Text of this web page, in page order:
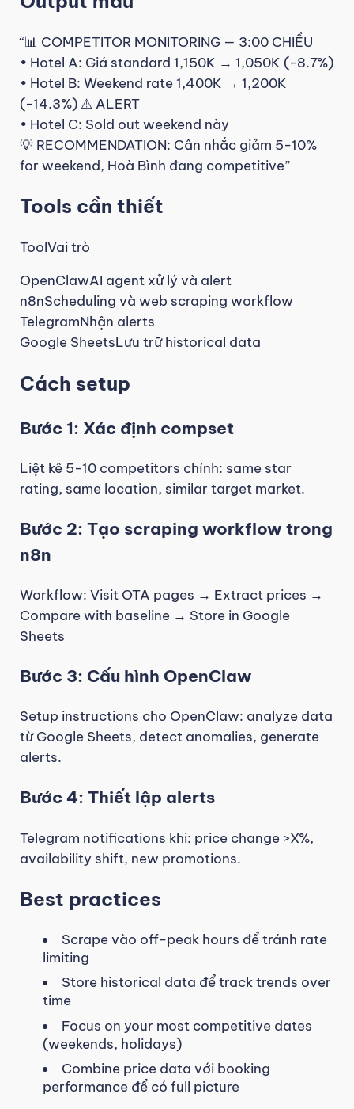
“📊 COMPETITOR MONITORING — 3:00 CHIỀU
• Hotel A: Giá standard 1,150K → 1,050K (-8.7%)
• Hotel B: Weekend rate 1,400K → 1,200K
(-14.3%) ⚠️ ALERT
• Hotel C: Sold out weekend này
💡 RECOMMENDATION: Cân nhắc giảm 5-10%
for weekend, Hoà Bình đang competitive”
Tools cần thiết
ToolVai trò
OpenClawAI agent xử lý và alert
n8nScheduling và web scraping workflow
TelegramNhận alerts
Google SheetsLưu trữ historical data
Cách setup
Bước 1: Xác định compset
Liệt kê 5-10 competitors chính: same star
rating, same location, similar target market.
Bước 2: Tạo scraping workflow trong
n8n
Workflow: Visit OTA pages → Extract prices →
Compare with baseline → Store in Google
Sheets
Bước 3: Cấu hình OpenClaw
Setup instructions cho OpenClaw: analyze data
từ Google Sheets, detect anomalies, generate
alerts.
Bước 4: Thiết lập alerts
Telegram notifications khi: price change >X%,
availability shift, new promotions.
Best practices
Scrape vào off-peak hours để tránh rate
limiting
Store historical data để track trends over
time
Focus on your most competitive dates
(weekends, holidays)
Combine price data với booking
performance để có full picture